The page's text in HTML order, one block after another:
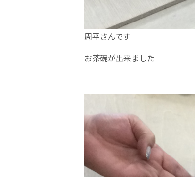
周平さんです
お茶碗が出来ました